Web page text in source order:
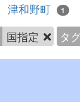
津和野町 1
国指定 タ